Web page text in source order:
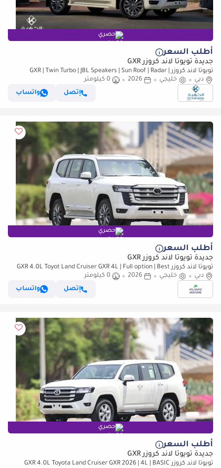
حصري
أطلب السعر
جديدة تويوتا لاند كروزر GXR
تويوتا لاند كروزر GXR | Twin Turbo | JBL Speakers | Sun Roof | Radar |
Leather Seats | GCC Specs
دبي خليجي 2026
0 كيلومتر
إتصل
واتساب
حصري
أطلب السعر
جديدة تويوتا لاند كروزر GXR
تويوتا لاند كروزر GXR 4.0L Toyot Land Cruiser GXR 4L | Full option | Best
Export Price (للتصدير فقط)
دبي خليجي 2026
0 كيلومتر
إتصل
واتساب
حصري
أطلب السعر
جديدة تويوتا لاند كروزر GXR
تويوتا لاند كروزر GXR 4.0L Toyota Land Cruiser GXR 2026 | 4L | BASIC